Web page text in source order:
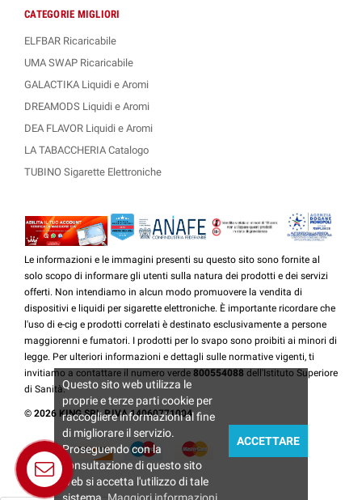
CATEGORIE MIGLIORI
ELFBAR Ricaricabile
UMA SWAP Ricaricabile
GALACTIKA Liquidi e Aromi
DREAMODS Liquidi e Aromi
DEA FLAVOR Liquidi e Aromi
LA TABACCHERIA Catalogo
TUBINO Sigarette Elettroniche
Le informazioni e le immagini presenti su questo sito sono fornite al
solo scopo di informare gli utenti sulla natura dei prodotti e dei servizi
offerti. Non intendiamo in alcun modo promuovere la vendita di
dispositivi e liquidi per sigarette elettroniche. È importante ricordare che
l'uso di e-cig e prodotti correlati è destinato esclusivamente a persone
maggiorenni e fumatori. I prodotti per lo svapo sono proibiti ai minori di
legge. Per ulteriori informazioni e dettagli sulle normative vigenti, ti
invitiamo a contattare il numero verde 800554088 dell'Istituto Superiore
di Sanità.
© 2026 KING SRL P.IVA 14060771004
Questo sito web utilizza le
proprie e terze parti cookie per
raccogliere informazioni al fine
di migliorare il servizio.
Proseguendo con la
consultazione di questo sito
web si accetta l'utilizzo di tale
ACCETTARE
Telegram -
Whatsapp